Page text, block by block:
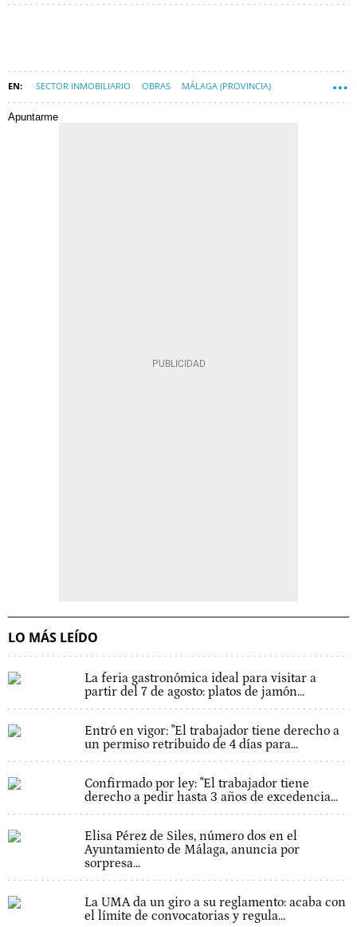
SECTOR INMOBILIARIO OBRAS MÁLAGA (PROVINCIA)
Apuntarme
LO MÁS LEÍDO
La feria gastronómica ideal para visitar a
partir del 7 de agosto: platos de jamón...
Entró en vigor: "El trabajador tiene derecho a
un permiso retribuido de 4 días para...
Confirmado por ley: "El trabajador tiene
derecho a pedir hasta 3 años de excedencia...
Elisa Pérez de Siles, número dos en el
Ayuntamiento de Málaga, anuncia por
sorpresa...
La UMA da un giro a su reglamento: acaba con
el límite de convocatorias y regula...